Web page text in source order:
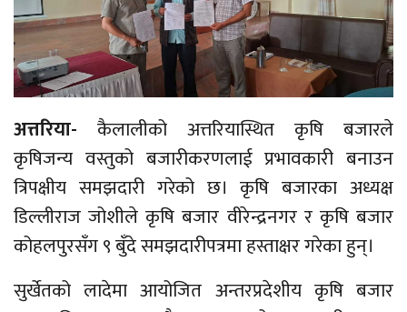
अत्तरिया- कैलालीको अत्तरियास्थित कृषि बजारले
कृषिजन्य वस्तुको बजारीकरणलाई प्रभावकारी बनाउन
त्रिपक्षीय समझदारी गरेको छ। कृषि बजारका अध्यक्ष
डिल्लीराज जोशीले कृषि बजार वीरेन्द्रनगर र कृषि बजार
कोहलपुरसँग ९ बुँदे समझदारीपत्रमा हस्ताक्षर गरेका हुन्।
सुर्खेतको लादेमा आयोजित अन्तरप्रदेशीय कृषि बजार